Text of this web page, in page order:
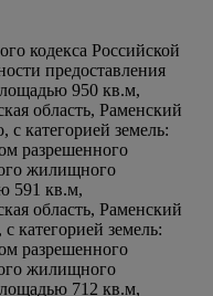
кодекса Российской
предоставления
950 кв.м,
область, Раменский
категорией земель:
разрешенного
жилищного
591 кв.м,
область, Раменский
категорией земель:
разрешенного
жилищного
712 кв.м,